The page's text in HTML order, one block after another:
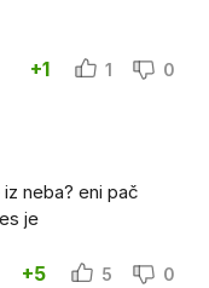
+1 1 0
neba? eni pač
je
+5 5 0